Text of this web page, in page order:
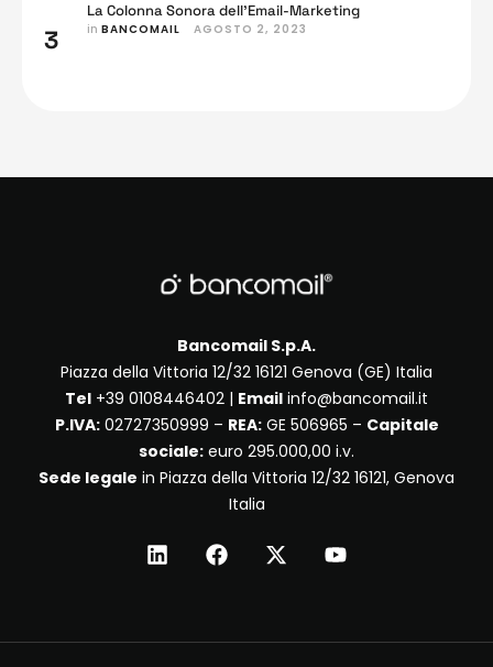
3
La Colonna Sonora dell’Email-Marketing
in BANCOMAIL AGOSTO 2, 2023
Bancomail S.p.A.
Piazza della Vittoria 12/32 16121 Genova (GE) Italia
Tel +39 0108446402 | Email info@bancomail.it
P.IVA:02727350999 – REA:GE 506965 – Capitale
sociale: euro 295.000,00 i.v.
Sede legale in Piazza della Vittoria 12/32 16121, Genova
Italia